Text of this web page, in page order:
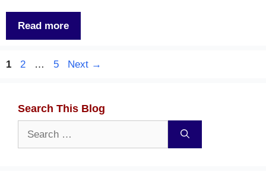
Read more
Page
1 Page
2 … Page
5 Next →
Search This Blog
Search